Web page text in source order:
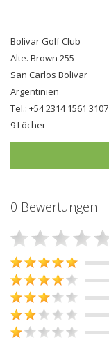
Bolivar Golf Club
Alte. Brown 255
San Carlos Bolivar
Argentinien
Tel.: +54 2314 1561 3107
9 Löcher
0 Bewertungen